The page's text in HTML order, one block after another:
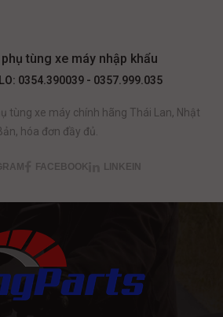
tùng xe máy nhập khẩu
0354.390039 - 0357.999.035
tùng xe máy chính hãng Thái Lan, Nhật
hóa đơn đầy đủ.
FACEBOOK LINKEIN